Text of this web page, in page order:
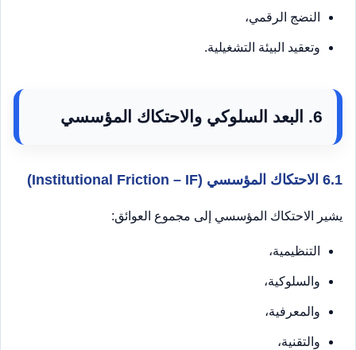
النضج الرقمي،
وتعقيد البيئة التشغيلية.
6. البعد السلوكي والاحتكاك المؤسسي
6.1 الاحتكاك المؤسسي (Institutional Friction – IF)
يشير الاحتكاك المؤسسي إلى مجموع العوائق:
التنظيمية،
والسلوكية،
والمعرفية،
والتقنية،